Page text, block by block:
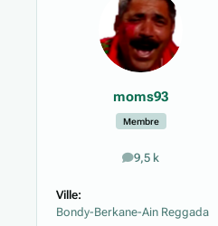
moms93
Membre
9,5 k
messages
Ville:
Bondy-Berkane-Ain Reggada